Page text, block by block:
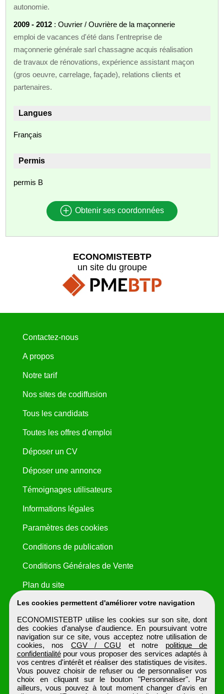
autonomie.
2009 - 2012 : Ouvrier / Ouvrière de la maçonnerie
emploi de vacances d'été dans l'entreprise de
maçonnerie générale sarl chassagne acquis réalisation
de travaux de rénovations, expérience assistant maçon
(gros oeuvre, carrelage, façade), relations clients et
partenaires.
Langues
Français
Permis
permis B
Obtenir ses coordonnées
Les cookies permettent d'améliorer votre navigation
ECONOMISTEBTP utilise les cookies sur son site, dont
des cookies d'analyse d'audience. En poursuivant votre
navigation sur ce site, vous acceptez notre utilisation de
cookies, nos CGV / CGU et notre politique de
confidentialitépour vous proposer des services adaptés à
vos centres d'intérêt et réaliser des statistiques de visites.
Vous pouvez choisir de refuser ou de personnaliser vos
choix en cliquant sur le bouton "Personnaliser". Par
ailleurs, vous pouvez à tout moment changer d'avis en
ECONOMISTEBTP
un site du groupe
Contactez-nous
A propos
Notre tarif
Nos sites de codiffusion
Tous les candidats
Toutes les offres d'emploi
Déposer un CV
Déposer une annonce
Témoignages utilisateurs
Informations légales
Paramètres des cookies
Conditions de publication
Conditions Générales de Vente
Plan du site